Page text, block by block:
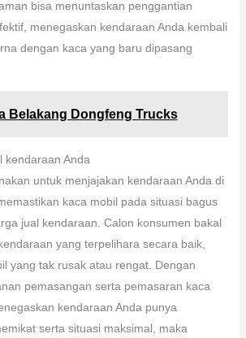
bisa menuntaskan penggantian
menegaskan kendaraan Anda kembali
dengan kaca yang baru dipasang
Belakang Dongfeng Trucks
kendaraan Anda
untuk menjajakan kendaraan Anda di
kaca mobil pada situasi bagus
jual kendaraan. Calon konsumen bakal
yang terpelihara secara baik,
yang tak rusak atau rengat. Dengan
pemasangan serta pemasaran kaca
kendaraan Anda punya
serta situasi maksimal, maka